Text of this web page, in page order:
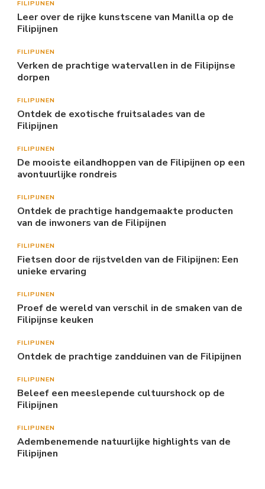
FILIPIJNEN
Leer over de rijke kunstscene van Manilla op de
Filipijnen
FILIPIJNEN
Verken de prachtige watervallen in de Filipijnse
dorpen
FILIPIJNEN
Ontdek de exotische fruitsalades van de
Filipijnen
FILIPIJNEN
De mooiste eilandhoppen van de Filipijnen op een
avontuurlijke rondreis
FILIPIJNEN
Ontdek de prachtige handgemaakte producten
van de inwoners van de Filipijnen
FILIPIJNEN
Fietsen door de rijstvelden van de Filipijnen: Een
unieke ervaring
FILIPIJNEN
Proef de wereld van verschil in de smaken van de
Filipijnse keuken
FILIPIJNEN
Ontdek de prachtige zandduinen van de Filipijnen
FILIPIJNEN
Beleef een meeslepende cultuurshock op de
Filipijnen
FILIPIJNEN
Adembenemende natuurlijke highlights van de
Filipijnen